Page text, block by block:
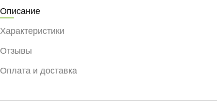
Описание
Характеристики
Отзывы
Оплата и доставка